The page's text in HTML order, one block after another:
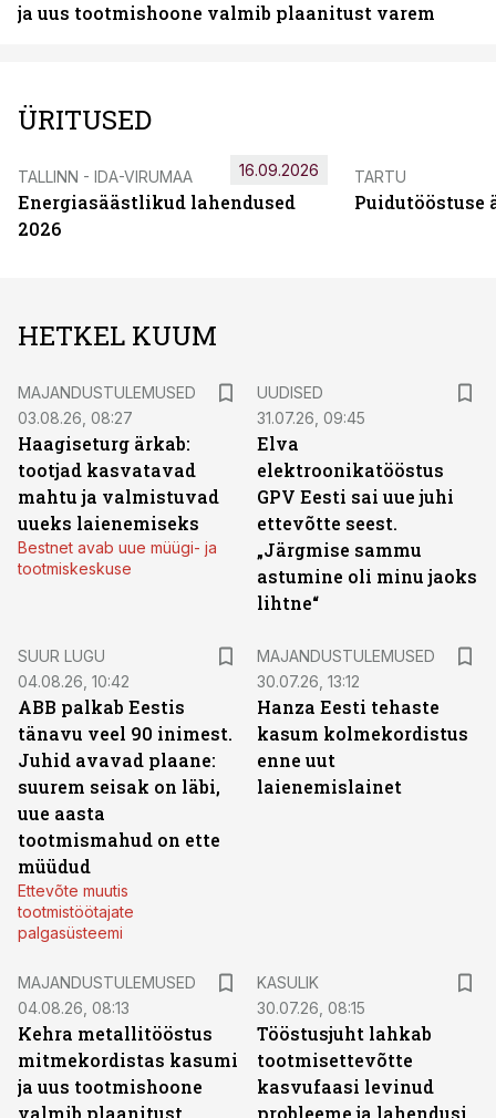
ja uus tootmishoone valmib plaanitust varem
ÜRITUSED
TALLINN - IDA-VIRUMAA
Energiasäästlikud lahendused
2026
16.09.2026 TARTU
Puidutööstuse
HETKEL KUUM
MAJANDUSTULEMUSED
03.08.26, 08:27
Haagiseturg ärkab:
tootjad kasvatavad
mahtu ja valmistuvad
uueks laienemiseks
Bestnet avab uue müügi- ja
tootmiskeskuse
UUDISED
31.07.26, 09:45
Elva
elektroonikatööstus
GPV Eesti sai uue juhi
ettevõtte seest.
„Järgmise sammu
astumine oli minu jaoks
lihtne“
SUUR LUGU
04.08.26, 10:42
ABB palkab Eestis
tänavu veel 90 inimest.
Juhid avavad plaane:
suurem seisak on läbi,
uue aasta
tootmismahud on ette
müüdud
Ettevõte muutis
tootmistöötajate
palgasüsteemi
MAJANDUSTULEMUSED
30.07.26, 13:12
Hanza Eesti tehaste
kasum kolmekordistus
enne uut
laienemislainet
MAJANDUSTULEMUSED
04.08.26, 08:13
Kehra metallitööstus
mitmekordistas kasumi
ja uus tootmishoone
valmib plaanitust
KASULIK
30.07.26, 08:15
Tööstusjuht lahkab
tootmisettevõtte
kasvufaasi levinud
probleeme ja lahendusi.